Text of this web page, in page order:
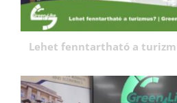
Lehet fenntartható a